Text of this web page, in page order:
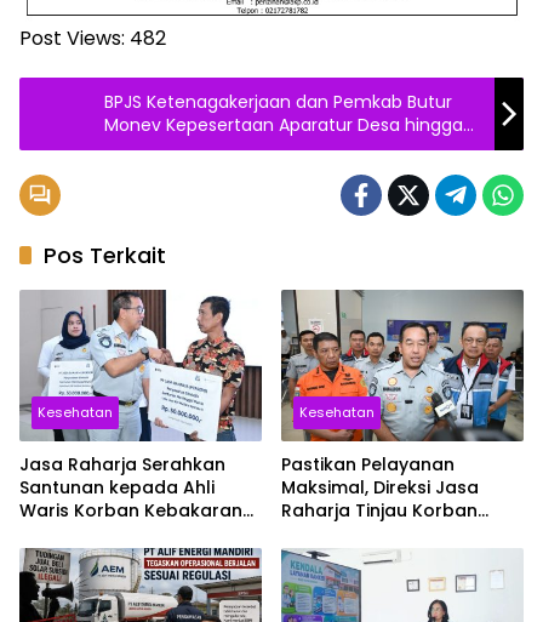
Post Views: 482
BPJS Ketenagakerjaan dan Pemkab Butur
Monev Kepesertaan Aparatur Desa hingga
Pekerja Rentan
Pos Terkait
Kesehatan
Jasa Raharja Serahkan
Santunan kepada Ahli
Waris Korban Kebakaran
Kesehatan
Pastikan Pelayanan
Maksimal, Direksi Jasa
Raharja Tinjau Korban
Sentosa II